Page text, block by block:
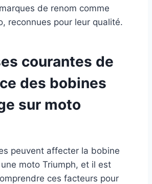
de renom comme
reconnues pour leur qualité.
courantes de
des bobines
sur moto
peuvent affecter la bobine
une moto Triumph, et il est
ces facteurs pour